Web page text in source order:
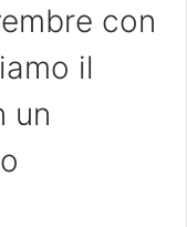
con
il
un